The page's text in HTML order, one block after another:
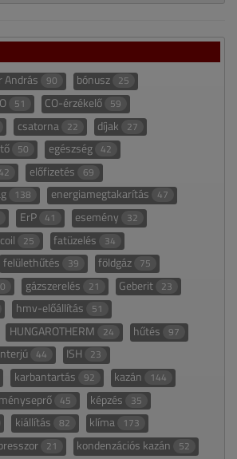
András 90 bónusz 25
51 CO-érzékelő 59
csatorna 22 díjak 27
50 egészség 42
42 előfizetés 69
138 energiamegtakarítás 47
ErP 41 esemény 32
25 fatüzelés 34
felülethűtés 39 földgáz 75
gázszerelés 21 Geberit 23
hmv-előállítás 51
HUNGAROTHERM 24 hűtés 97
44 ISH 23
karbantartás 92 kazán 144
45 képzés 35
kiállítás 82 klíma 173
21 kondenzációs kazán 52